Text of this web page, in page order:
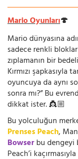
Mario Oyunları🍄
Mario dünyasına
sadece renkli
zıplamanın bir
Kırmızı şapkasıyla
oyuncuya da aynı
sonra mı?” Bu
dikkat ister. 👸🏼
Bu yolculuğun
Prenses Peach,
Bowserbu dengeyi
Peach’i